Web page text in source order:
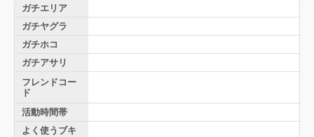
ガチエリア
ガチヤグラ
ガチホコ
ガチアサリ
フレンドコー
ド
活動時間帯
よく使うブキ